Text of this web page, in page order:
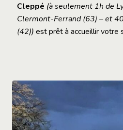
Cleppé (à seulement 1h de
Clermont-Ferrand (63) – et
(42)) est prêt à accueillir votre